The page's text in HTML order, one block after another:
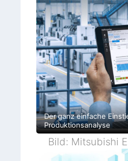
Der ganz einfache
Produktionsanalyse
Bild: Mitsubishi